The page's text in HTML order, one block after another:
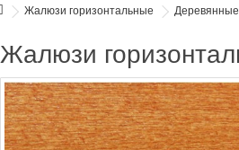
Жалюзи горизонтальные Деревянные
Жалюзи